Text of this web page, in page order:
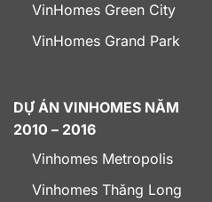
VinHomes Green City
VinHomes Grand Park
DỰ ÁN VINHOMES NĂM
2010 – 2016
Vinhomes Metropolis
Vinhomes Thăng Long